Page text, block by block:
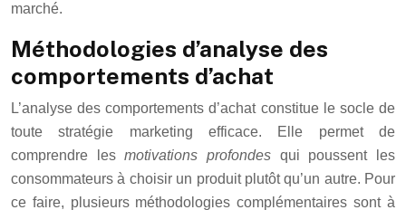
marché.
Méthodologies d’analyse des
comportements d’achat
L’analyse des comportements d’achat constitue le socle de
toute stratégie marketing efficace. Elle permet de
comprendre lesmotivations profondes qui poussent les
consommateurs à choisir un produit plutôt qu’un autre. Pour
ce faire, plusieurs méthodologies complémentaires sont à